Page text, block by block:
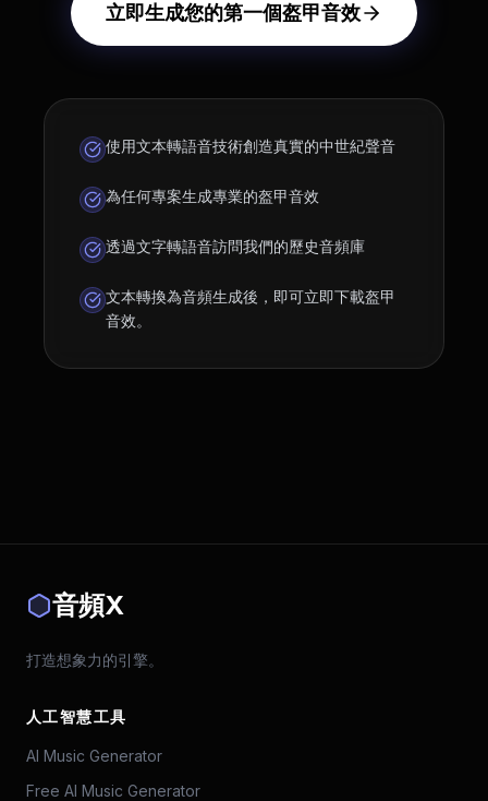
立即生成您的第一個盔甲音效
使用文本轉語音技術創造真實的中世紀聲音
為任何專案生成專業的盔甲音效
透過文字轉語音訪問我們的歷史音頻庫
文本轉換為音頻生成後，即可立即下載盔甲
音效。
音頻X
打造想象力的引擎。
人工智慧工具
AI Music Generator
Free AI Music Generator